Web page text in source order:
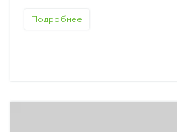
Подробнее